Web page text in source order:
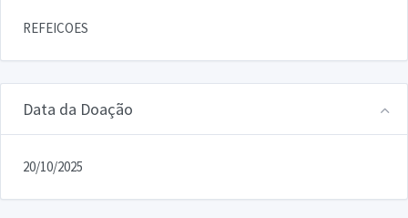
REFEICOES
Data da Doação
20/10/2025